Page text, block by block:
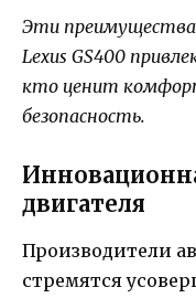
Эти преимущества
Lexus GS400
кто ценит
безопасность.
двигателя
Производители
стремятся